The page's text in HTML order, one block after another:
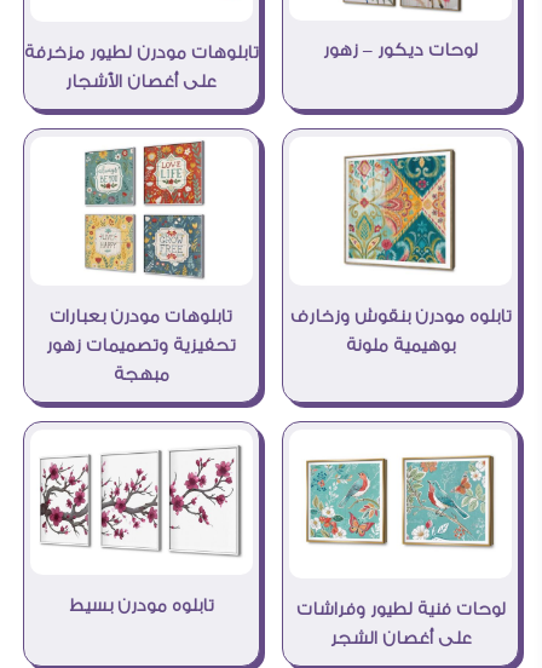
لوحات ديكور – زهور
تابلوهات مودرن لطيور مزخرفة
على أغصان الأشجار
تابلوه مودرن بنقوش وزخارف
بوهيمية ملونة
تابلوهات مودرن بعبارات
تحفيزية وتصميمات زهور
مبهجة
لوحات فنية لطيور وفراشات
على أغصان الشجر
تابلوه مودرن بسيط